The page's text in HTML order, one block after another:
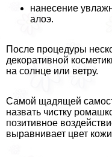
нанесение
алоэ.
После процедуры
декоративной
на солнце или ветру.
Самой щадящей
назвать чистку
позитивное
выравнивает цвет